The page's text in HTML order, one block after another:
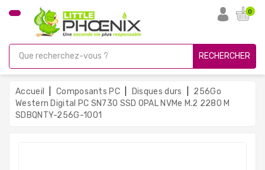
CATÉGORIE
Gamer
Unités
Centrales
Reconditionnées
0
RECHERCHER
Accueil Composants PC Disques durs
256Go
Western Digital PC SN730 SSD OPAL NVMe M.2 2280 M
SDBQNTY-256G-1001